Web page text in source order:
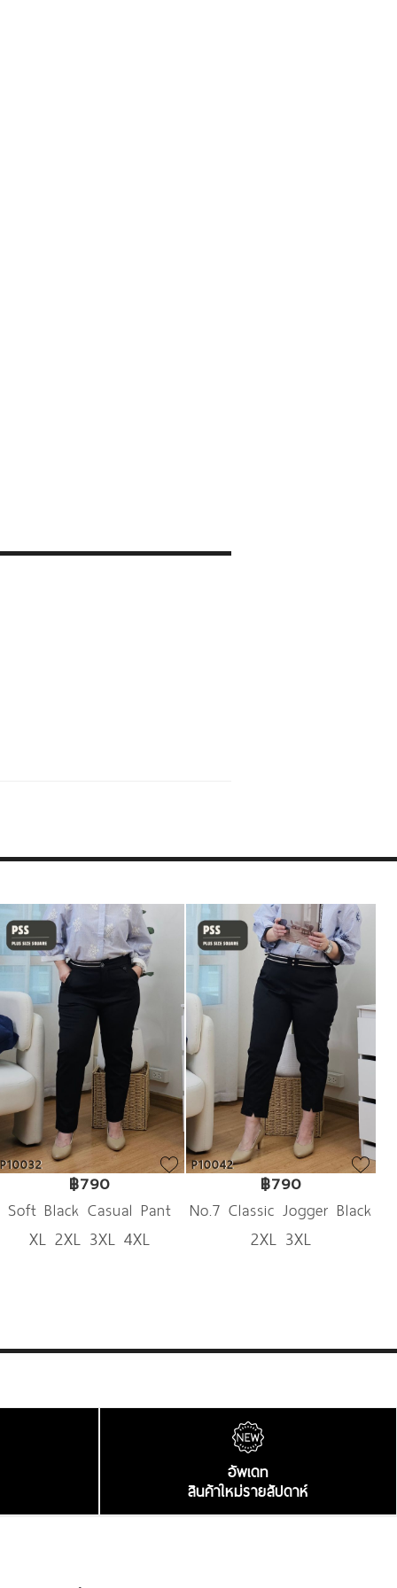
P10032
฿790
Soft Black Casual Pant
XL 2XL 3XL 4XL
P10042
฿790
No.7 Classic Jogger Black
Pant
2XL 3XL
อัพเดท
สินค้าใหม่รายสัปดาห์